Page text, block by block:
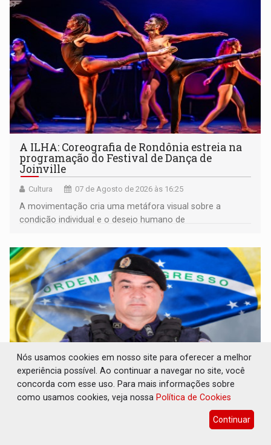
A ILHA: Coreografia de Rondônia estreia na
programação do Festival de Dança de
Joinville
Cultura 07 de Agosto de 2026 às 16:25
A movimentação cria uma metáfora visual sobre a
condição individual e o desejo humano de
ELEIÇÕES 2026: Sargento Mouza esclarece
Nós usamos cookies em nosso site para oferecer a melhor
experiência possível. Ao continuar a navegar no site, você
concorda com esse uso. Para mais informações sobre
como usamos cookies, veja nossa Política de Cookies
Continuar